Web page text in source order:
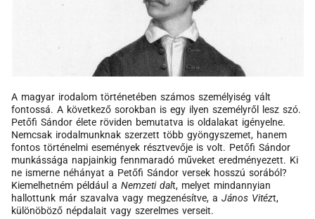
A magyar irodalom történetében számos személyiség vált
fontossá. A következő sorokban is egy ilyen személyről lesz szó.
Petőfi Sándor élete röviden bemutatva is oldalakat igényelne.
Nemcsak irodalmunknak szerzett több gyöngyszemet, hanem
fontos történelmi események résztvevője is volt. Petőfi Sándor
munkássága napjainkig fennmaradó műveket eredményezett. Ki
ne ismerne néhányat a Petőfi Sándor versek hosszú sorából?
Kiemelhetném például a Nemzeti dalt, melyet mindannyian
hallottunk már szavalva vagy megzenésítve, a János Vitézt,
különöböző népdalait vagy szerelmes verseit.